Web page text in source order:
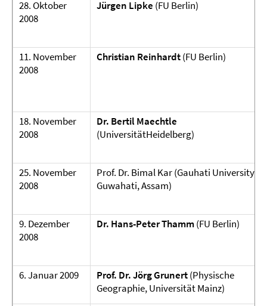
28. Oktober
2008
Jürgen Lipke (FU Berlin)
11. November
2008
Christian Reinhardt(FU Berlin)
18. November
2008
Dr. Bertil Maechtle
(UniversitätHeidelberg)
25. November
2008
Prof. Dr. Bimal Kar (Gauhati University,
Guwahati, Assam)
9. Dezember
2008
Dr. Hans-Peter Thamm(FU Berlin)
6. Januar 2009 Prof. Dr. Jörg Grunert(Physische
Geographie, Universität Mainz)